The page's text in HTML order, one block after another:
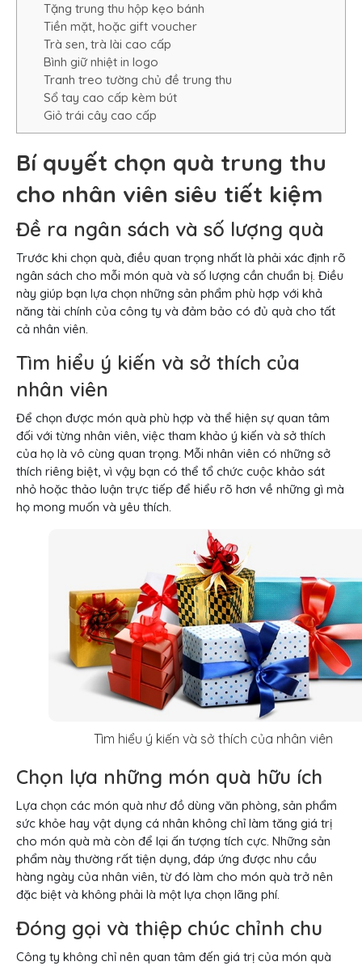
Tặng trung thu hộp kẹo bánh
Tiền mặt, hoặc gift voucher
Trà sen, trà lài cao cấp
Bình giữ nhiệt in logo
Tranh treo tường chủ đề trung thu
Sổ tay cao cấp kèm bút
Giỏ trái cây cao cấp
Bí quyết chọn quà trung thu
cho nhân viên siêu tiết kiệm
Đề ra ngân sách và số lượng quà
Trước khi chọn quà, điều quan trọng nhất là phải xác định rõ
ngân sách cho mỗi món quà và số lượng cần chuẩn bị. Điều
này giúp bạn lựa chọn những sản phẩm phù hợp với khả
năng tài chính của công ty và đảm bảo có đủ quà cho tất
cả nhân viên.
Tìm hiểu ý kiến và sở thích của
nhân viên
Để chọn được món quà phù hợp và thể hiện sự quan tâm
đối với từng nhân viên, việc tham khảo ý kiến và sở thích
của họ là vô cùng quan trọng. Mỗi nhân viên có những sở
thích riêng biệt, vì vậy bạn có thể tổ chức cuộc khảo sát
nhỏ hoặc thảo luận trực tiếp để hiểu rõ hơn về những gì mà
họ mong muốn và yêu thích.
Tìm hiểu ý kiến và sở thích của nhân viên
Chọn lựa những món quà hữu ích
Lựa chọn các món quà như đồ dùng văn phòng, sản phẩm
sức khỏe hay vật dụng cá nhân không chỉ làm tăng giá trị
cho món quà mà còn để lại ấn tượng tích cực. Những sản
phẩm này thường rất tiện dụng, đáp ứng được nhu cầu
hàng ngày của nhân viên, từ đó làm cho món quà trở nên
đặc biệt và không phải là một lựa chọn lãng phí.
Đóng gọi và thiệp chúc chỉnh chu
Công ty không chỉ nên quan tâm đến giá trị của món quà